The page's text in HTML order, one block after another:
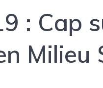
: Cap
Milieu